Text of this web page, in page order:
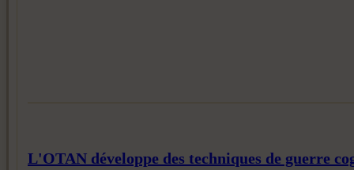
L'OTAN développe des techniques de guerre